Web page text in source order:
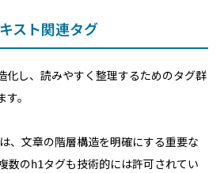
スト関連タグ
化し、読みやすく整理するためのタグ群
。
、文章の階層構造を明確にする重要な
数のh1タグも技術的には許可されてい